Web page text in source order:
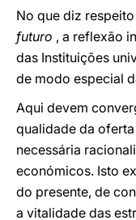
No que diz
futuro , a reflexão
das Instituições
de modo especial
Aqui devem
qualidade da
necessária
económicos. Isto
do presente, de
a vitalidade das